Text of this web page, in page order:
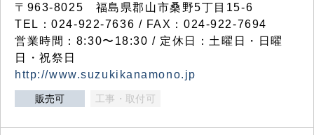
〒963-8025 福島県郡山市桑野5丁目15-6
TEL：024-922-7636 / FAX：024-922-7694
営業時間：8:30〜18:30 / 定休日：土曜日・日曜
日・祝祭日
http://www.suzukikanamono.jp
販売可 工事・取付可